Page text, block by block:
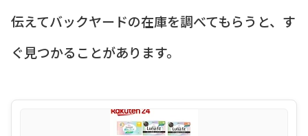
伝えてバックヤードの在庫を調べてもらうと、す
ぐ見つかることがあります。